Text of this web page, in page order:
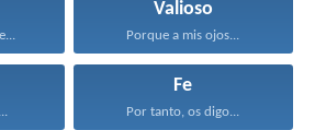
Valioso
Porque a mis ojos...
Fe
Por tanto, os digo...